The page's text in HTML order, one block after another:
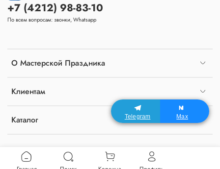
О Мастерской Праздника
Клиентам
Каталог
+7 (4212) 98-83-10
По всем вопросам: звонки, Whatsapp
Telegram Max